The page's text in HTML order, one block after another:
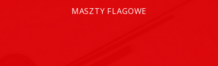
MASZTY FLAGOWE